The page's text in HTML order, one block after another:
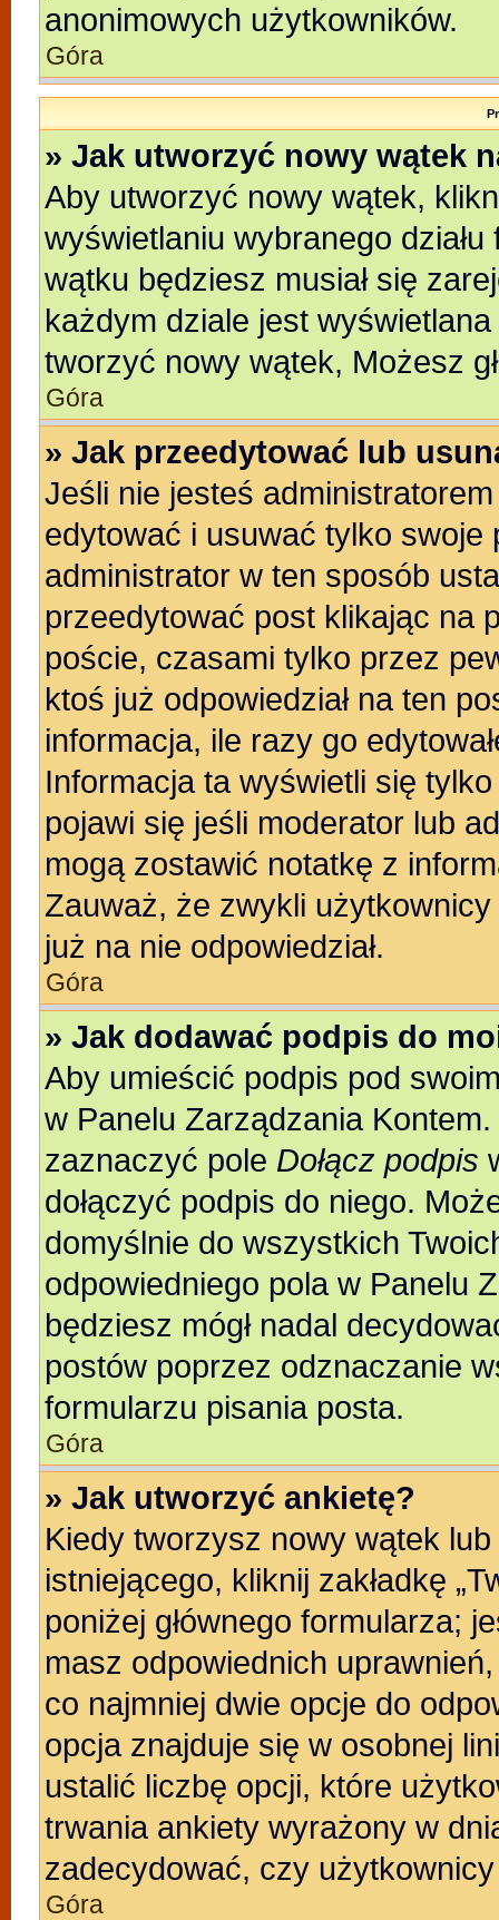
anonimowych użytkowników.
Góra
» Jak utworzyć nowy wątek
Aby utworzyć nowy wątek,
wyświetlaniu wybranego
wątku będziesz musiał się
każdym dziale jest
tworzyć nowy wątek, Możesz
Góra
» Jak przeedytować lub
Jeśli nie jesteś
edytować i usuwać tylko swoje
administrator w ten sposób
przeedytować post klikając na
poście, czasami tylko przez
ktoś już odpowiedział na ten
informacja, ile razy go
Informacja ta wyświetli się
pojawi się jeśli moderator lub
mogą zostawić notatkę z
Zauważ, że zwykli
już na nie odpowiedział.
Góra
» Jak dodawać podpis do
Aby umieścić podpis pod
w Panelu Zarządzania
zaznaczyć pole Dołącz podpis
dołączyć podpis do niego.
domyślnie do wszystkich
odpowiedniego pola w Panelu
będziesz mógł nadal
postów poprzez odznaczanie
formularzu pisania posta.
Góra
» Jak utworzyć ankietę?
Kiedy tworzysz nowy wątek
istniejącego, kliknij zakładkę
poniżej głównego formularza;
masz odpowiednich
co najmniej dwie opcje do
opcja znajduje się w osobnej
ustalić liczbę opcji, które
trwania ankiety wyrażony w
zadecydować, czy
Góra